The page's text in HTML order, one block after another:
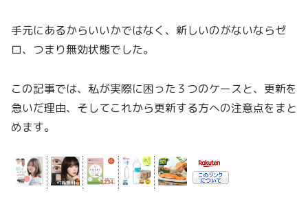
手元にあるからいいかではなく、新しいのがないならゼ
ロ、つまり無効状態でした。
この記事では、私が実際に困った３つのケースと、更新を
急いだ理由、そしてこれから更新する方への注意点をまと
めます。